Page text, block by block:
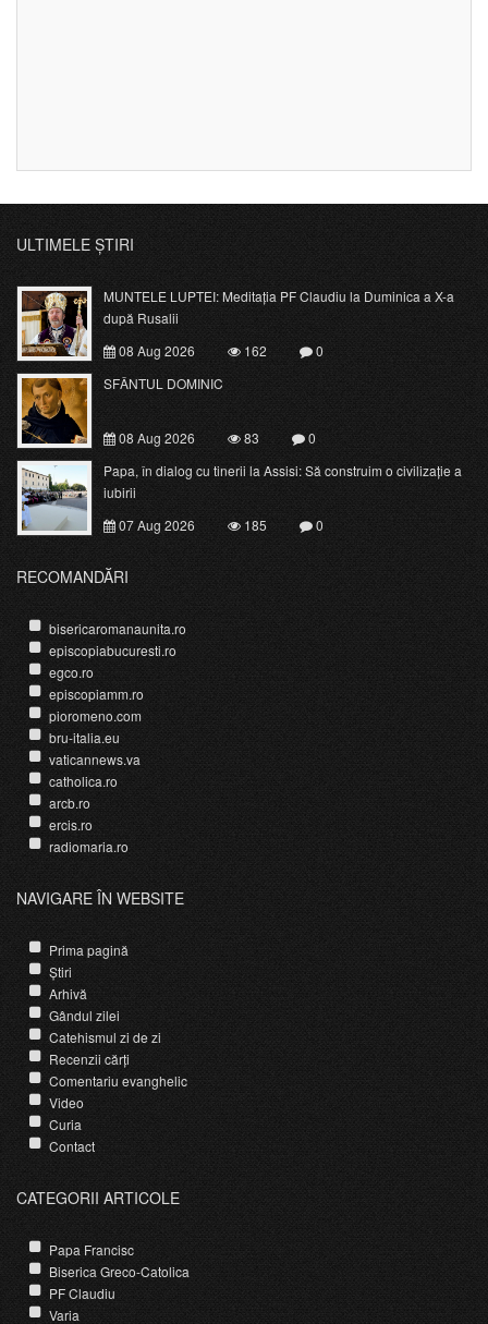
ULTIMELE ȘTIRI
MUNTELE LUPTEI: Meditația PF Claudiu la Duminica a X-a
după Rusalii
08 Aug 2026
162
0
SFÂNTUL DOMINIC
08 Aug 2026 83
0
Papa, în dialog cu tinerii la Assisi: Să construim o civilizație a
iubirii
07 Aug 2026
185 0
RECOMANDĂRI
bisericaromanaunita.ro
episcopiabucuresti.ro
egco.ro
episcopiamm.ro
pioromeno.com
bru-italia.eu
vaticannews.va
catholica.ro
arcb.ro
ercis.ro
radiomaria.ro
NAVIGARE ÎN WEBSITE
Prima pagină
Știri
Arhivă
Gândul zilei
Catehismul zi de zi
Recenzii cărți
Comentariu evanghelic
Video
Curia
Contact
CATEGORII ARTICOLE
Papa Francisc
Biserica Greco-Catolica
PF Claudiu
Varia